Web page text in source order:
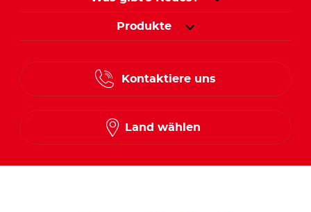
Produkte
Kontaktiere uns
Land wählen